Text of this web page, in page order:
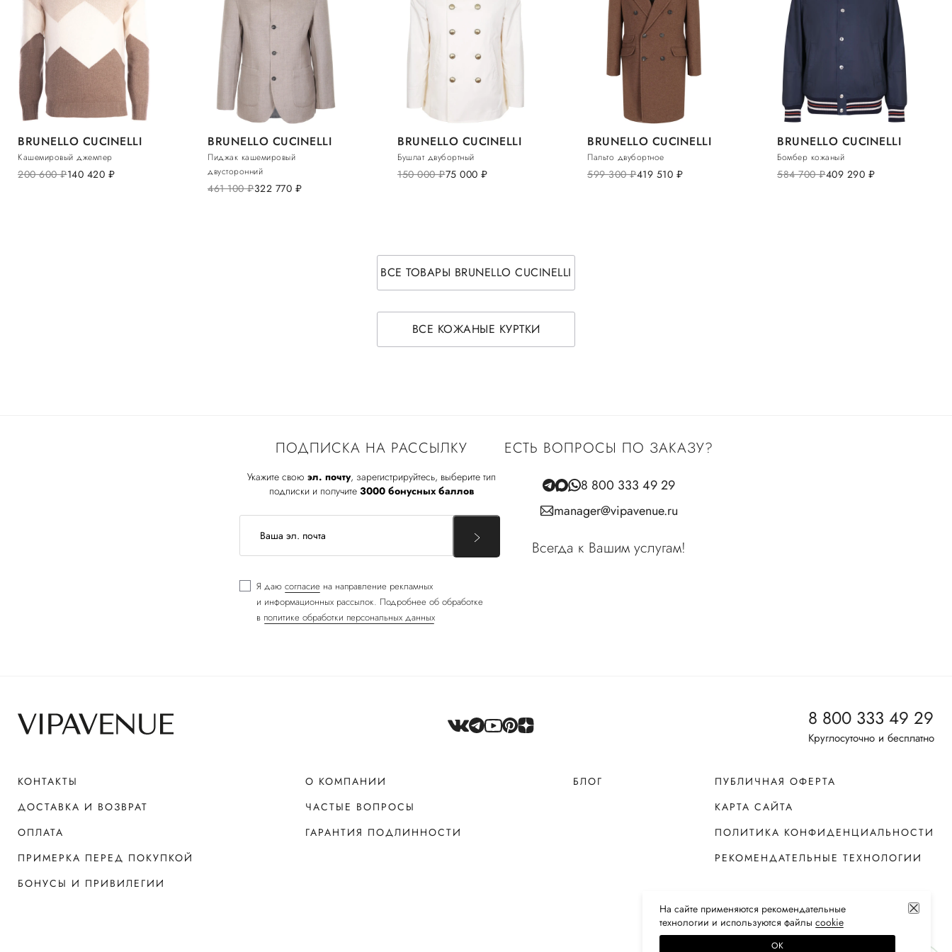
BRUNELLO CUCINELLI
Кашемировый джемпер
200 600руб.140 420 руб.
BRUNELLO CUCINELLI
Пиджак кашемировый
двусторонний
461 100руб.322 770 руб.
BRUNELLO CUCINELLI
Бушлат двубортный
150 000руб.75 000 руб.
BRUNELLO CUCINELLI
Пальто двубортное
599 300руб.419 510 руб.
BRUNELLO CUCINELLI
Бомбер кожаный
584 700руб.409 290 руб.
ВСЕ ТОВАРЫ BRUNELLO CUCINELLI
ВСЕ КОЖАНЫЕ КУРТКИ
ПОДПИСКА НА РАССЫЛКУ
Укажите свою эл. почту, зарегистрируйтесь, выберите тип
подписки и получите 3000 бонусных баллов
Я даю согласие на направление рекламных
и информационных рассылок. Подробнее об обработке
в политике обработки персональных данных
ЕСТЬ ВОПРОСЫ ПО ЗАКАЗУ?
8 800 333 49 29
manager@vipavenue.ru
Всегда к Вашим услугам!
8 800 333 49 29
Круглосуточно и бесплатно
КОНТАКТЫ
ДОСТАВКА И ВОЗВРАТ
ОПЛАТА
ПРИМЕРКА ПЕРЕД ПОКУПКОЙ
БОНУСЫ И ПРИВИЛЕГИИ
О КОМПАНИИ
ЧАСТЫЕ ВОПРОСЫ
ГАРАНТИЯ ПОДЛИННОСТИ
БЛОГ
ПУБЛИЧНАЯ ОФЕРТА
КАРТА САЙТА
ПОЛИТИКА КОНФИДЕНЦИАЛЬНОСТИ
РЕКОМЕНДАТЕЛЬНЫЕ ТЕХНОЛОГИИ
На сайте применяются рекомендательные
технологии и используются файлы сооkiе
ОК